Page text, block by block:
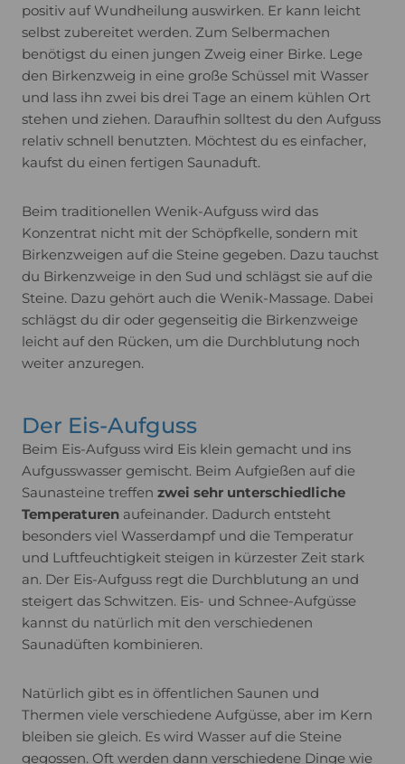
positiv auf Wundheilung auswirken. Er kann leicht
selbst zubereitet werden. Zum Selbermachen
benötigst du einen jungen Zweig einer Birke. Lege
den Birkenzweig in eine große Schüssel mit Wasser
und lass ihn zwei bis drei Tage an einem kühlen Ort
stehen und ziehen. Daraufhin solltest du den Aufguss
relativ schnell benutzten. Möchtest du es einfacher,
kaufst du einen fertigen Saunaduft.
Beim traditionellen Wenik-Aufguss wird das
Konzentrat nicht mit der Schöpfkelle, sondern mit
Birkenzweigen auf die Steine gegeben. Dazu tauchst
du Birkenzweige in den Sud und schlägst sie auf die
Steine. Dazu gehört auch die Wenik-Massage. Dabei
schlägst du dir oder gegenseitig die Birkenzweige
leicht auf den Rücken, um die Durchblutung noch
weiter anzuregen.
Der Eis-Aufguss
Beim Eis-Aufguss wird Eis klein gemacht und ins
Aufgusswasser gemischt. Beim Aufgießen auf die
Saunasteine treffen zwei sehr unterschiedliche
Temperaturen aufeinander. Dadurch entsteht
besonders viel Wasserdampf und die Temperatur
und Luftfeuchtigkeit steigen in kürzester Zeit stark
an. Der Eis-Aufguss regt die Durchblutung an und
steigert das Schwitzen. Eis- und Schnee-Aufgüsse
kannst du natürlich mit den verschiedenen
Saunadüften kombinieren.
Natürlich gibt es in öffentlichen Saunen und
Thermen viele verschiedene Aufgüsse, aber im Kern
bleiben sie gleich. Es wird Wasser auf die Steine
gegossen. Oft werden dann verschiedene Dinge wie